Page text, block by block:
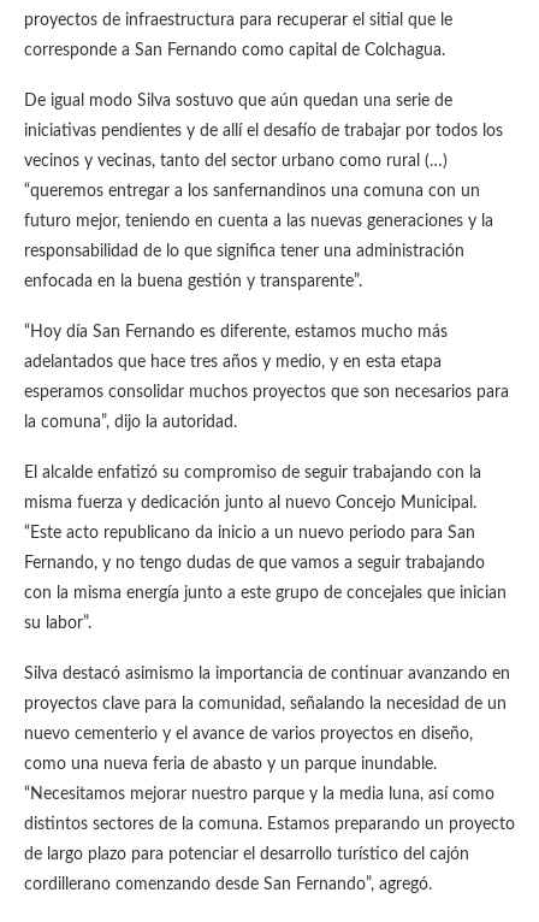
proyectos de infraestructura para recuperar el sitial que le
corresponde a San Fernando como capital de Colchagua.
De igual modo Silva sostuvo que aún quedan una serie de
iniciativas pendientes y de allí el desafío de trabajar por todos los
vecinos y vecinas, tanto del sector urbano como rural (…)
“queremos entregar a los sanfernandinos una comuna con un
futuro mejor, teniendo en cuenta a las nuevas generaciones y la
responsabilidad de lo que significa tener una administración
enfocada en la buena gestión y transparente”.
“Hoy día San Fernando es diferente, estamos mucho más
adelantados que hace tres años y medio, y en esta etapa
esperamos consolidar muchos proyectos que son necesarios para
la comuna”, dijo la autoridad.
El alcalde enfatizó su compromiso de seguir trabajando con la
misma fuerza y dedicación junto al nuevo Concejo Municipal.
“Este acto republicano da inicio a un nuevo periodo para San
Fernando, y no tengo dudas de que vamos a seguir trabajando
con la misma energía junto a este grupo de concejales que inician
su labor”.
Silva destacó asimismo la importancia de continuar avanzando en
proyectos clave para la comunidad, señalando la necesidad de un
nuevo cementerio y el avance de varios proyectos en diseño,
como una nueva feria de abasto y un parque inundable.
“Necesitamos mejorar nuestro parque y la media luna, así como
distintos sectores de la comuna. Estamos preparando un proyecto
de largo plazo para potenciar el desarrollo turístico del cajón
cordillerano comenzando desde San Fernando”, agregó.